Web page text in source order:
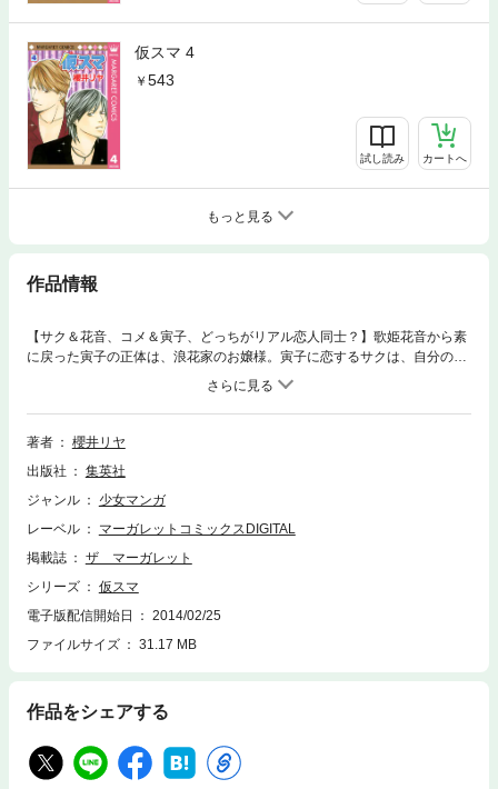
仮スマ 4
543
試し読み カートへ
もっと見る
作品情報
【サク＆花音、コメ＆寅子、どっちがリアル恋人同士？】歌姫花音から素
に戻った寅子の正体は、浪花家のお嬢様。寅子に恋するサクは、自分のス
テージのチケットを彼女にプレゼントするも、何とその日は寅子の見合い
の日だった！ そこでサクは「はっするしたも～」と…。 全国のファン
が待っていた、大爆笑ビジュアル系ギャグまんが第4巻！
著者
櫻井リヤ
出版社
集英社
ジャンル
少女マンガ
レーベル
マーガレットコミックスDIGITAL
掲載誌
ザ マーガレット
シリーズ
仮スマ
電子版配信開始日
2014/02/25
ファイルサイズ
31.17 MB
作品をシェアする